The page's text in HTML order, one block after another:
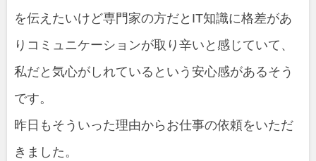
を伝えたいけど専門家の方だとIT知識に格差があ
りコミュニケーションが取り辛いと感じていて、
私だと気心がしれているという安心感があるそう
です。
昨日もそういった理由からお仕事の依頼をいただ
きました。